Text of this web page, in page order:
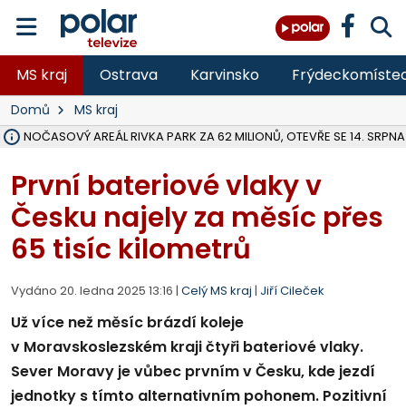
MS kraj Ostrava Karvinsko
Domů MS kraj
AREÁL RIVKA PARK ZA 62 MILIONŮ, OTEVŘE SE 14. SRPNA
První bateriové vlaky v
Česku najely za měsíc přes
65 tisíc kilometrů
Vydáno 20. ledna 2025 13:16 | Celý MS kraj | Jiří Cileček
Už více než měsíc brázdí koleje
v Moravskoslezském kraji čtyři bateriové vlaky.
Sever Moravy je vůbec prvním v Česku, kde jezdí
jednotky s tímto alternativním pohonem. Pozitivní